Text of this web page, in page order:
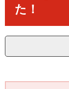
た！